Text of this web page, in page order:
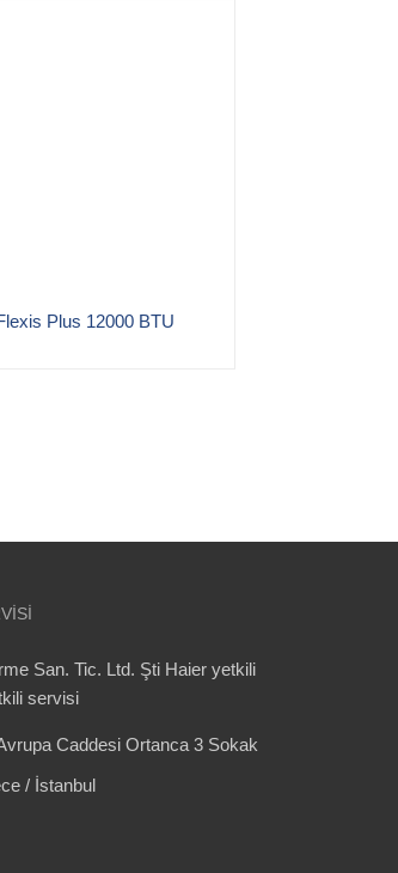
Plus 12000 BTU
San. Tic. Ltd. Şti Haier yetkili
servisi
Caddesi Ortanca 3 Sokak
/ İstanbul